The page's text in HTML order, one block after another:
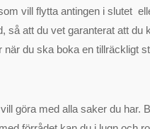
vill flytta antingen i slutet
så att du vet garanterat att du
du ska boka en tillräckligt
göra med alla saker du har.